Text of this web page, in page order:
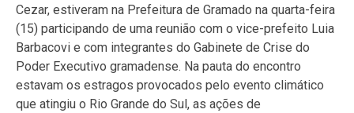
Cezar, estiveram na Prefeitura de Gramado na quarta-feira
(15) participando de uma reunião com o vice-prefeito Luia
Barbacovi e com integrantes do Gabinete de Crise do
Poder Executivo gramadense. Na pauta do encontro
estavam os estragos provocados pelo evento climático
que atingiu o Rio Grande do Sul, as ações de